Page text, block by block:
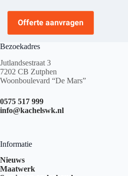
Offerte aanvragen
Bezoekadres
Jutlandsestraat 3
7202 CB Zutphen
Woonboulevard “De Mars”
0575 517 999
info@kachelswk.nl
Informatie
Nieuws
Maatwerk